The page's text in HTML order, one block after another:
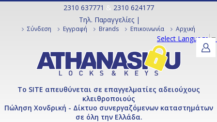
2310 637771 & 2310 624177
Τηλ. Παραγγελίες |
Σύνδεση Εγγραφή Brands Επικοινωνία Αρχική
Select Language▼
Το SITE απευθύνεται σε επαγγελματίες αδειούχους
κλειθροποιούς
Πώληση Χονδρική - Δίκτυο συνεργαζόμενων καταστημάτων
σε όλη την Ελλάδα.